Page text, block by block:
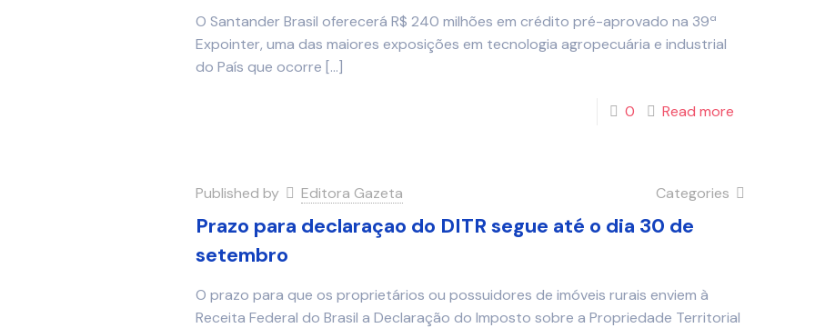
O Santander Brasil oferecerá R$ 240 milhões em crédito pré-aprovado na 39ª
Expointer, uma das maiores exposições em tecnologia agropecuária e industrial
do País que ocorre […]
0 Read more
Published by Editora Gazeta Categories
Prazo para declaraçao do DITR segue até o dia 30 de
setembro
O prazo para que os proprietários ou possuidores de imóveis rurais enviem à
Receita Federal do Brasil a Declaração do Imposto sobre a Propriedade Territorial